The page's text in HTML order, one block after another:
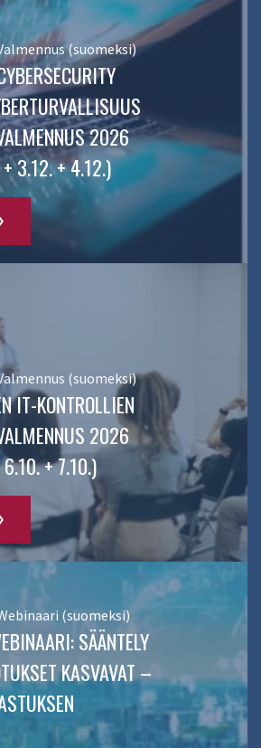
(suomeksi)
2026
3.12. + 4.12.)
(suomeksi)
IT-KONTROLLIEN
2026
+ 7.10.)
(suomeksi)
SÄÄNTELY
KASVAVAT –